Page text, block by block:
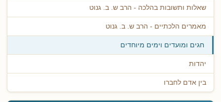
שאלות ותשובות בהלכה - הרב ש. ב. גנוט
מאמרים הלכתיים - הרב ש. ב. גנוט
חגים ומועדים וימים מיוחדים
יהדות
בין אדם לחברו